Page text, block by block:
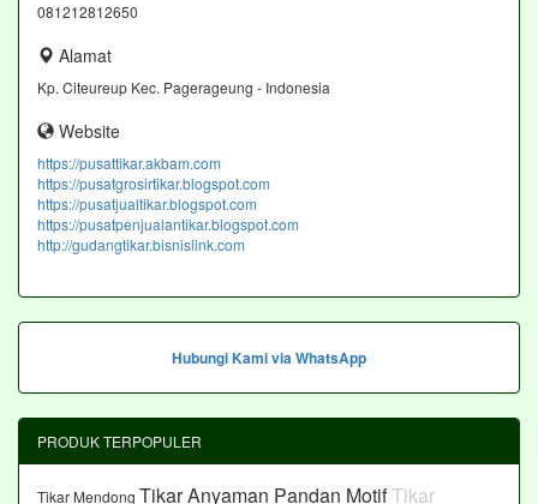
081212812650
Alamat
Kp. Citeureup Kec. Pagerageung - Indonesia
Website
https://pusattikar.akbam.com
https://pusatgrosirtikar.blogspot.com
https://pusatjualtikar.blogspot.com
https://pusatpenjualantikar.blogspot.com
http://gudangtikar.bisnislink.com
Hubungi Kami via WhatsApp
PRODUK TERPOPULER
Tikar Mendong Tikar Anyaman Pandan MotifTikar